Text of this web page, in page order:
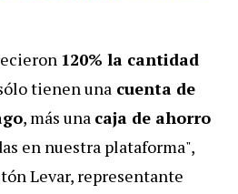
120% la cantidad
tienen una cuenta de
, más una caja de ahorro
en nuestra plataforma",
Levar, representante